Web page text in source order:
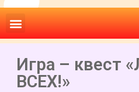
Игра – квест
ВСЕХ!»